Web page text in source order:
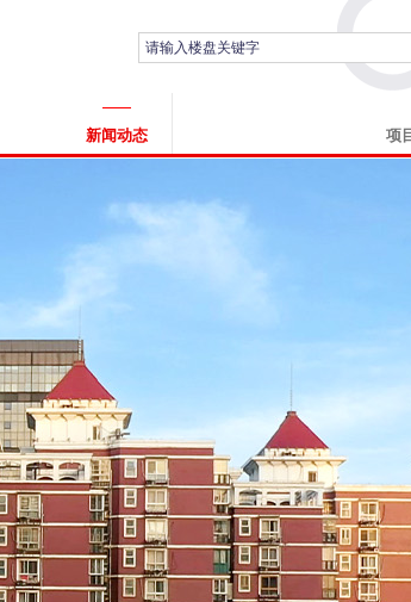
新闻动态 项